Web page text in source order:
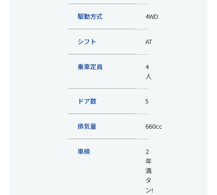
駆動方式 4WD
シフト AT
乗車定員
4
人
ドア数 5
排気量 660cc
車検
2
年
満
タ
ン!